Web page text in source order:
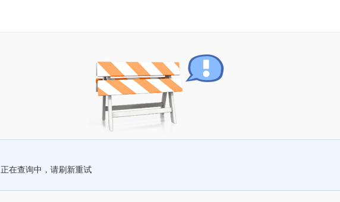
正在查询中，请刷新重试